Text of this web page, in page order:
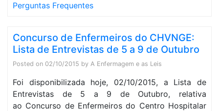
Perguntas Frequentes
Concurso de Enfermeiros do CHVNGE:
Lista de Entrevistas de 5 a 9 de Outubro
Posted on 02/10/2015 by A Enfermagem e as Leis
Foi disponibilizada hoje, 02/10/2015, a Lista de
Entrevistas de 5 a 9 de Outubro, relativa
ao Concurso de Enfermeiros do Centro Hospitalar